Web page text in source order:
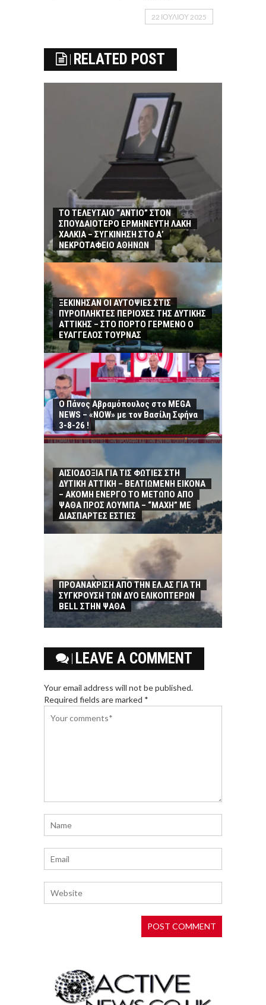
22 ΙΟΥΛΊΟΥ 2025
RELATED POST
ΤΟ ΤΕΛΕΥΤΑΙΟ “ΑΝΤΙΟ” ΣΤΟΝ
ΣΠΟΥΔΑΙΟΤΕΡΟ ΕΡΜΗΝΕΥΤΗ ΛΑΚΗ
ΧΑΛΚΙΑ – ΣΥΓΚΙΝΗΣΗ ΣΤΟ Α’
ΝΕΚΡΟΤΑΦΕΙΟ ΑΘΗΝΩΝ
ΞΕΚΙΝΗΣΑΝ ΟΙ ΑΥΤΟΨΙΕΣ ΣΤΙΣ
ΠΥΡΟΠΛΗΚΤΕΣ ΠΕΡΙΟΧΕΣ ΤΗΣ ΔΥΤΙΚΗΣ
ΑΤΤΙΚΗΣ – ΣΤΟ ΠΟΡΤΟ ΓΕΡΜΕΝΟ Ο
ΕΥΑΓΓΕΛΟΣ ΤΟΥΡΝΑΣ
Ο Πάνος Αβραμόπουλος στο MEGA
NEWS – «NOW» με τον Βασίλη Σφήνα
3-8-26 !
ΑΙΣΙΟΔΟΞΙΑ ΓΙΑ ΤΙΣ ΦΩΤΙΕΣ ΣΤΗ
ΔΥΤΙΚΗ ΑΤΤΙΚΗ – ΒΕΛΤΙΩΜΕΝΗ ΕΙΚΟΝΑ
– ΑΚΟΜΗ ΕΝΕΡΓΟ ΤΟ ΜΕΤΩΠΟ ΑΠΟ
ΨΑΘΑ ΠΡΟΣ ΛΟΥΜΠΑ – “ΜΑΧΗ” ΜΕ
ΔΙΑΣΠΑΡΤΕΣ ΕΣΤΙΕΣ
ΠΡΟΑΝΑΚΡΙΣΗ ΑΠΟ ΤΗΝ ΕΛ.ΑΣ ΓΙΑ ΤΗ
ΣΥΓΚΡΟΥΣΗ ΤΩΝ ΔΥΟ ΕΛΙΚΟΠΤΕΡΩΝ
BELL ΣΤΗΝ ΨΑΘΑ
LEAVE A COMMENT
Your email address will not be published.
Required fields are marked *